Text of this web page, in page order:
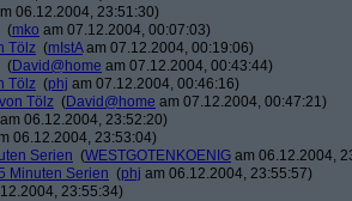
06.12.2004, 23:51:30)
(mko am 07.12.2004, 00:07:03)
Tölz (mIstAam 07.12.2004, 00:19:06)
(David@home am 07.12.2004, 00:43:44)
Tölz (phj am 07.12.2004, 00:46:16)
Tölz (David@home am 07.12.2004, 00:47:21)
am 06.12.2004, 23:52:20)
06.12.2004, 23:53:04)
Serien (WESTGOTENKOENIG am 06.12.2004,
Minuten Serien (phj am 06.12.2004, 23:55:57)
23:55:34)